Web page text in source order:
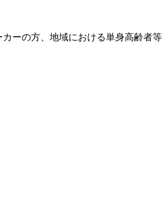
ーの方、地域における単身高齢者